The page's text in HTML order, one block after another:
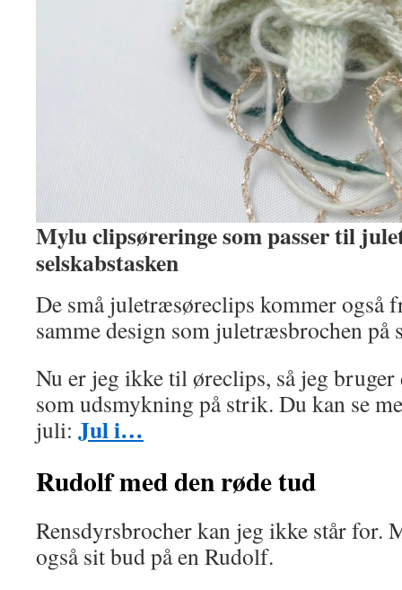
Mylu clipsøreringe som passer til
selskabstasken
De små juletræsøreclips kommer også
samme design som juletræsbrochen på
Nu er jeg ikke til øreclips, så jeg bruger
som udsmykning på strik. Du kan se
juli: Jul i…
Rudolf med den røde tud
Rensdyrsbrocher kan jeg ikke står for.
også sit bud på en Rudolf.